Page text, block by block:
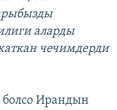
аларды
чечимдерди
Ирандын